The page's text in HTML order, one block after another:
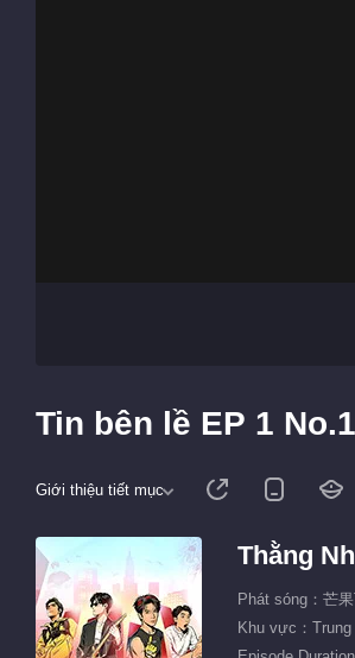
Tin bên lề EP 1
Giới thiệu tiết mục
Thằng
Phát sóng：芒
Khu vực：